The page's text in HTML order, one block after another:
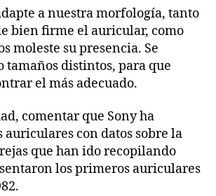
a nuestra morfología, tanto
bien firme el auricular, como
moleste su presencia. Se
distintos, para que
el más adecuado.
comentar que Sony ha
auriculares con datos sobre la
que han ido recopilando
los primeros auriculares